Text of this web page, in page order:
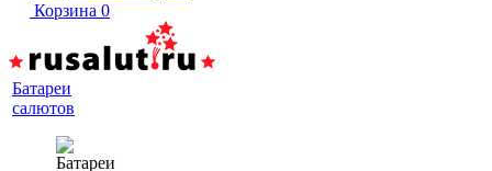
Корзина 0
Батареи
салютов